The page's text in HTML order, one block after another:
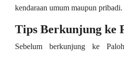
kendaraan umum maupun pribadi.
Tips Berkunjung ke
Sebelum berkunjung ke